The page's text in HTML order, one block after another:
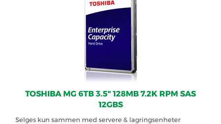
TOSHIBA MG 6TB 3.5" 128MB 7.2K RPM SAS
12GBS
Selges kun sammen med servere & lagringsenheter